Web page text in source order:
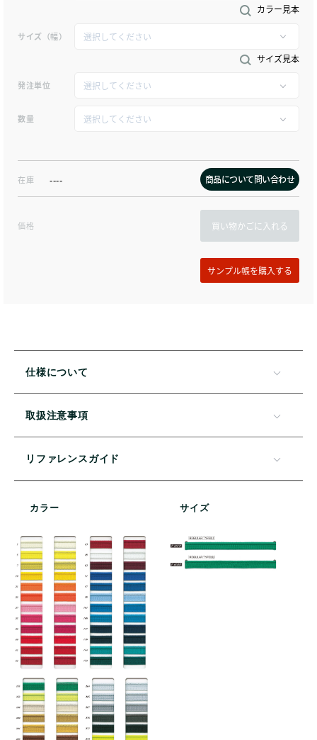
カラー見本
サイズ（幅）
サイズ見本
発注単位
数量
在庫 ---- 商品について問い合わせ
価格 買い物かごに入れる
仕様について
取扱注意事項
リファレンスガイド
カラー サイズ